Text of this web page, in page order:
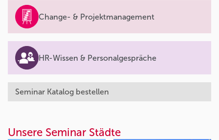
Change- & Projektmanagement
HR-Wissen & Personalgespräche
Seminar Katalog bestellen
Unsere Seminar Städte